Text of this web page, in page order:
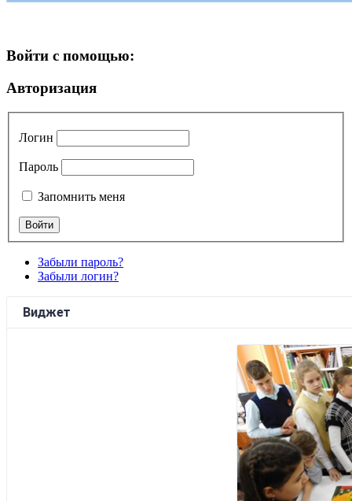
Войти с помощью:
Авторизация
Логин
Пароль
Запомнить меня
Забыли пароль?
Забыли логин?